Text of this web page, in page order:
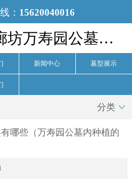
： 15620040016
万寿园公墓-廊坊万寿园公墓官网
新闻中心 墓型展示
分类 
哪些（万寿园公墓内种植的